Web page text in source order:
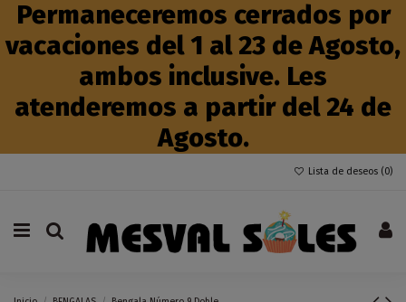
Permaneceremos cerrados por
vacaciones del 1 al 23 de Agosto,
ambos inclusive. Les
atenderemos a partir del 24 de
Agosto.
Lista de deseos (0)